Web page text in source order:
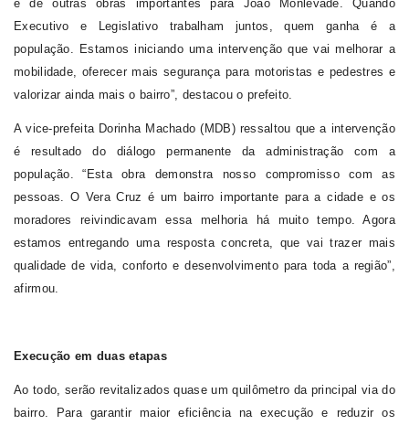
e de outras obras importantes para João Monlevade. Quando
Executivo e Legislativo trabalham juntos, quem ganha é a
população. Estamos iniciando uma intervenção que vai melhorar a
mobilidade, oferecer mais segurança para motoristas e pedestres e
valorizar ainda mais o bairro”, destacou o prefeito.
A vice-prefeita Dorinha Machado (MDB) ressaltou que a intervenção
é resultado do diálogo permanente da administração com a
população.
“Esta obra demonstra nosso compromisso com as
pessoas. O Vera Cruz é um bairro importante para a cidade e os
moradores reivindicavam essa melhoria há muito tempo. Agora
estamos entregando uma resposta concreta, que vai trazer mais
qualidade de vida, conforto e desenvolvimento para toda a região”,
afirmou.
Execução em duas etapas
Ao todo, serão revitalizados quase um quilômetro da principal via do
bairro. Para garantir maior eficiência na execução e reduzir os